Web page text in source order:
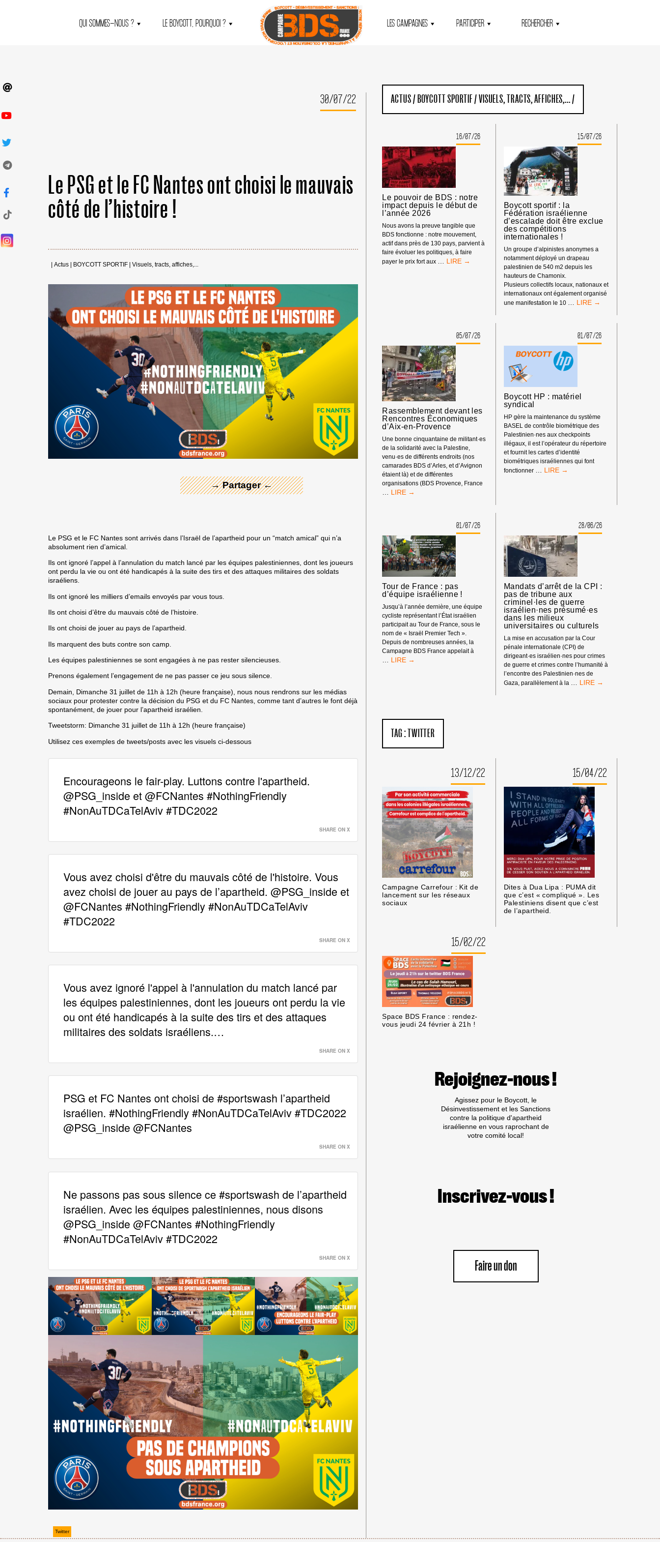
QUI SOMMES-NOUS ? LE BOYCOTT, POURQUOI ? LES CAMPAGNES PARTICIPER RECHERCHER
30/07/22
Le PSG et le FC Nantes ont choisi le mauvais
côté de l’histoire !
|Actus BOYCOTT SPORTIF |Visuels, tracts, affiches,...
→ Partager ←
← Merci ! →
Le PSG et le FC Nantes sont arrivés dans l’Israël de l’apartheid pour un “match amical” qui n’a
absolument rien d’amical.
Ils ont ignoré l’appel à l’annulation du match lancé par les équipes palestiniennes, dont les joueurs
ont perdu la vie ou ont été handicapés à la suite des tirs et des attaques militaires des soldats
israéliens.
Ils ont ignoré les milliers d’emails envoyés par vous tous.
Ils ont choisi d’être du mauvais côté de l’histoire.
Ils ont choisi de jouer au pays de l’apartheid.
Ils marquent des buts contre son camp.
Les équipes palestiniennes se sont engagées à ne pas rester silencieuses.
Prenons également l’engagement de ne pas passer ce jeu sous silence.
Demain, Dimanche 31 juillet de 11h à 12h (heure française), nous nous rendrons sur les médias
sociaux pour protester contre la décision du PSG et du FC Nantes, comme tant d’autres le font déjà
spontanément, de jouer pour l’apartheid israélien.
Tweetstorm: Dimanche 31 juillet de 11h à 12h (heure française)
Utilisez ces exemples de tweets/posts avec les visuels ci-dessous
Encourageons le fair-play. Luttons contre l'apartheid.
@PSG_inside et @FCNantes #NothingFriendly
#NonAuTDCaTelAviv #TDC2022
SHARE ON X
Vous avez choisi d'être du mauvais côté de l'histoire. Vous
avez choisi de jouer au pays de l’apartheid. @PSG_inside et
@FCNantes #NothingFriendly #NonAuTDCaTelAviv
#TDC2022
SHARE ON X
Vous avez ignoré l'appel à l'annulation du match lancé par
les équipes palestiniennes, dont les joueurs ont perdu la vie
ou ont été handicapés à la suite des tirs et des attaques
militaires des soldats israéliens.…
SHARE ON X
PSG et FC Nantes ont choisi de #sportswash l’apartheid
israélien. #NothingFriendly #NonAuTDCaTelAviv #TDC2022
@PSG_inside @FCNantes
SHARE ON X
Ne passons pas sous silence ce #sportswash de l’apartheid
israélien. Avec les équipes palestiniennes, nous disons
@PSG_inside @FCNantes #NothingFriendly
#NonAuTDCaTelAviv #TDC2022
SHARE ON X
Twitter
ACTUS/ BOYCOTT SPORTIF/VISUELS, TRACTS, AFFICHES,.../
16/07/26
Le pouvoir de BDS : notre
impact depuis le début de
l’année 2026
Nous avons la preuve tangible que
BDS fonctionne : notre mouvement,
actif dans près de 130 pays, parvient à
faire évoluer les politiques, à faire
payer le prix fort aux
LE
DÉBUT
DE
L’ANNÉE
2026
15/07/26
Boycott sportif : la
Fédération israélienne
d’escalade doit être exclue
des compétitions
internationales !
Un groupe d’alpinistes anonymes a
notamment déployé un drapeau
palestinien de 540 m2 depuis les
hauteurs de Chamonix.
Plusieurs collectifs locaux, nationaux et
internationaux ont également organisé
une manifestation le 10
BOYCOTT
FÉDÉRATION
ISRAÉLIENNE
COMPÉTITIONS
!
05/07/26
Rassemblement devant les
Rencontres Économiques
d’Aix-en-Provence
Une bonne cinquantaine de militant·es
de la solidarité avec la Palestine,
venu·es de différents endroits (nos
camarades BDS d’Arles, et d’Avignon
étaient là) et de différentes
organisations (BDS Provence, France
RASSEMBLEMENT
D’AIX-
EN-
PROVENCE
01/07/26
Boycott HP : matériel
syndical
HP gère la maintenance du système
BASEL de contrôle biométrique des
Palestinien·nes aux checkpoints
illégaux, il est l’opérateur du répertoire
et fournit les cartes d’identité
biométriques israéliennes qui font
fonctionner
BOYCOTT
01/07/26
Tour de France : pas
d’équipe israélienne !
Jusqu’à l’année dernière, une équipe
cycliste représentant l’État israélien
participait au Tour de France, sous le
nom de « Israël Premier Tech ».
Depuis de nombreuses années, la
Campagne BDS France appelait à
TOUR
!
28/06/26
Mandats d’arrêt de la CPI :
pas de tribune aux
criminel·les de guerre
israélien·nes présumé·es
dans les milieux
universitaires ou culturels
La mise en accusation par la Cour
pénale internationale (CPI) de
dirigeant·es israélien·nes pour crimes
de guerre et crimes contre l’humanité à
l’encontre des Palestinien·nes de
Gaza, parallèlement à la
MANDATS
CRIMINEL·LES
DE
GUERRE
ISRAÉLIEN·NES
PRÉSUMÉ·ES
DANS
LES
MILIEUX
UNIVERSITAIRES
OU
CULTURELS
TAG : TWITTER
13/12/22
Campagne Carrefour : Kit de
lancement sur les réseaux
sociaux
15/04/22
Dites à Dua Lipa : PUMA dit
que c’est « compliqué ». Les
Palestiniens disent que c’est
de l’apartheid.
15/02/22
Space BDS France : rendez-
vous jeudi 24 février à 21h !
Rejoignez-nous !
Agissez pour le Boycott, le
Désinvestissement et les Sanctions
contre la politique d'apartheid
israélienne en vous raprochant de
votre comité local!
Inscrivez-vous !
Faire un don